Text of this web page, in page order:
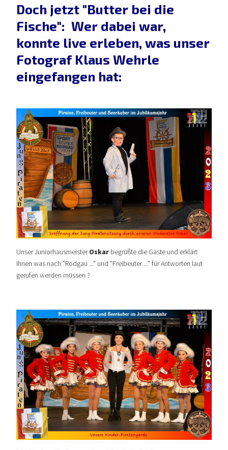
Doch jetzt "Butter bei die
Fische": Wer dabei war,
konnte live erleben, was unser
Fotograf Klaus Wehrle
eingefangen hat:
UnserJuniorhausmeisterOskar begrüßte die Gäste und erklärt
Ihnen was nach "Rodgau ..." und "Freibeuter ..." für Antworten laut
gerufen werden müssen ?